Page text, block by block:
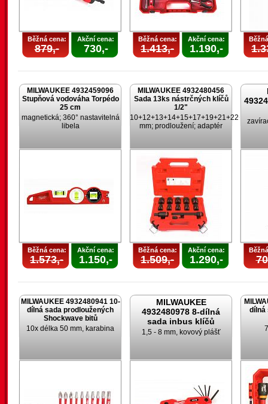
Běžná cena:
879,-
Akční cena:
730,-
Běžná cena:
1.413,-
Akční cena:
1.190,-
MILWAUKEE 4932459096
Stupňová vodováha Torpédo
25 cm
magnetická; 360° nastavitelná
libela
Běžná cena:
1.573,-
Akční cena:
1.150,-
MILWAUKEE 4932480456
Sada 13ks nástrčných klíčů
1/2"
10+12+13+14+15+17+19+21+22+24
mm; prodloužení; adaptér
Běžná cena:
1.509,-
Akční cena:
1.290,-
MILWAUKEE 4932480941 10-
dílná sada prodloužených
Shockwave bitů
10x délka 50 mm, karabina
MILWAUKEE
4932480978 8-dílná
sada inbus klíčů
1,5 - 8 mm, kovový plášť
dílná